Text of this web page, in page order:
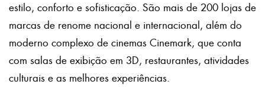
estilo, conforto e sofisticação. São mais de 200 lojas de
marcas de renome nacional e internacional, além do
moderno complexo de cinemas Cinemark, que conta
com salas de exibição em 3D, restaurantes, atividades
culturais e as melhores experiências.